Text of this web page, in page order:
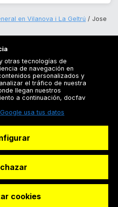
en Vilanova i La Geltrú
Jose
S.L
otras tecnologías de
de navegación en
personalizados y
el tráfico de nuestra
llegan nuestros
a continuación, docfav
usa tus datos
cookies